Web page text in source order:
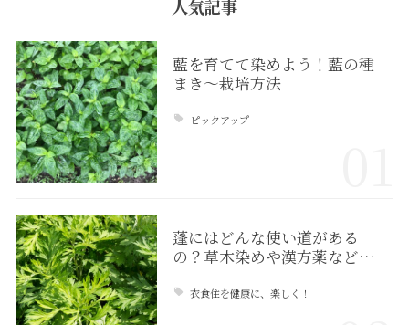
人気記事
藍を育てて染めよう！藍の種
まき〜栽培方法
ピックアップ
蓬にはどんな使い道がある
の？草木染めや漢方薬など…
衣食住を健康に、楽しく！